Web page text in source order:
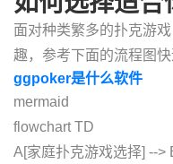
面对种类繁多的扑克游
趣，参考下面的流程图快
ggpoker是什么软件
mermaid
flowchart TD
A[家庭扑克游戏选择] -->